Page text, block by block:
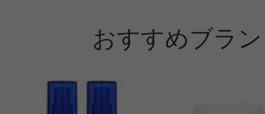
おすすめブラ